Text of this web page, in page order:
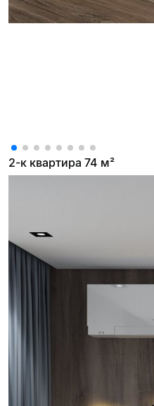
2-к квартира 74 м²